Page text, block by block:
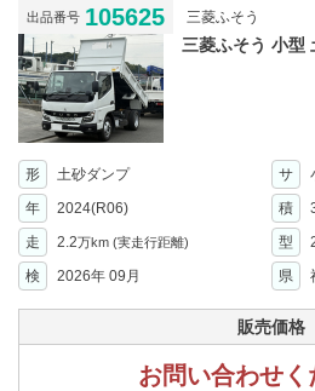
出品番号 105625 三菱ふそう
三菱ふそう 小型
形 土砂ダンプ サ
年
2024(R06) 積
走 2.2万km (実走行距離) 型
検
2026年 09月 県
販売価格
お問い合わせく